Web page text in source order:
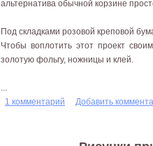
альтернатива обычной корзине
Под складками розовой креповой
Чтобы воплотить этот проект
золотую фольгу, ножницы и клей.
1 комментарий
Добавить